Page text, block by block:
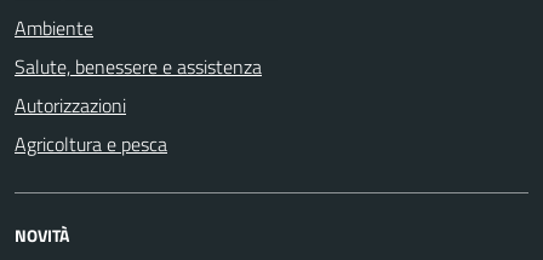
Ambiente
Salute, benessere e assistenza
Autorizzazioni
Agricoltura e pesca
NOVITÀ